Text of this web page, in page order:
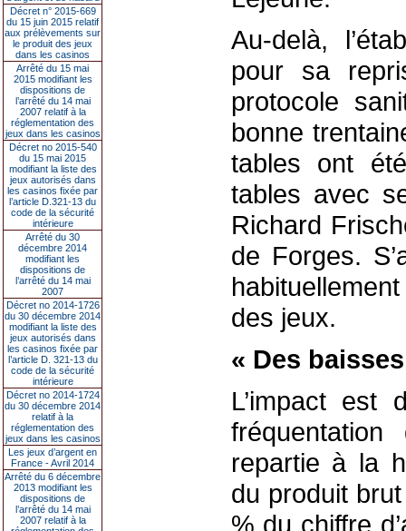
Décret n° 2015-669
du 15 juin 2015 relatif
aux prélèvements sur
le produit des jeux
dans les casinos
Arrêté du 15 mai
2015 modifiant les
dispositions de
l’arrêté du 14 mai
2007 relatif à la
réglementation des
jeux dans les casinos
Décret no 2015-540
du 15 mai 2015
modifiant la liste des
jeux autorisés dans
les casinos fixée par
l’article D.321-13 du
code de la sécurité
intérieure
Arrêté du 30
décembre 2014
modifiant les
dispositions de
l’arrêté du 14 mai
2007
Décret no 2014-1726
du 30 décembre 2014
modifiant la liste des
jeux autorisés dans
les casinos fixée par
l’article D. 321-13 du
code de la sécurité
intérieure
Décret no 2014-1724
du 30 décembre 2014
relatif à la
réglementation des
jeux dans les casinos
Les jeux d’argent en
France - Avril 2014
Arrêté du 6 décembre
2013 modifiant les
dispositions de
l’arrêté du 14 mai
2007 relatif à la
Au-delà,
pour sa
protocole
bonne
tables ont
tables avec
Richard
de Forges.
des jeux.
« Des
L’impact est
repartie à la
du produit
% du chiffre